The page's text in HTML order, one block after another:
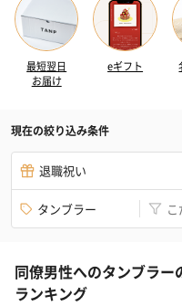
最短翌日
お届け
eギフト
現在の絞り込み条件
退職祝い
タンブラー
同僚男性へのタンブラ
ランキング